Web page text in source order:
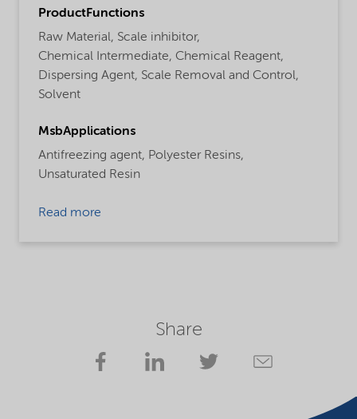
ProductFunctions
Raw Material, Scale inhibitor,
Chemical Intermediate, Chemical Reagent,
Dispersing Agent, Scale Removal and Control,
Solvent
MsbApplications
Antifreezing agent, Polyester Resins,
Unsaturated Resin
Read more
Share